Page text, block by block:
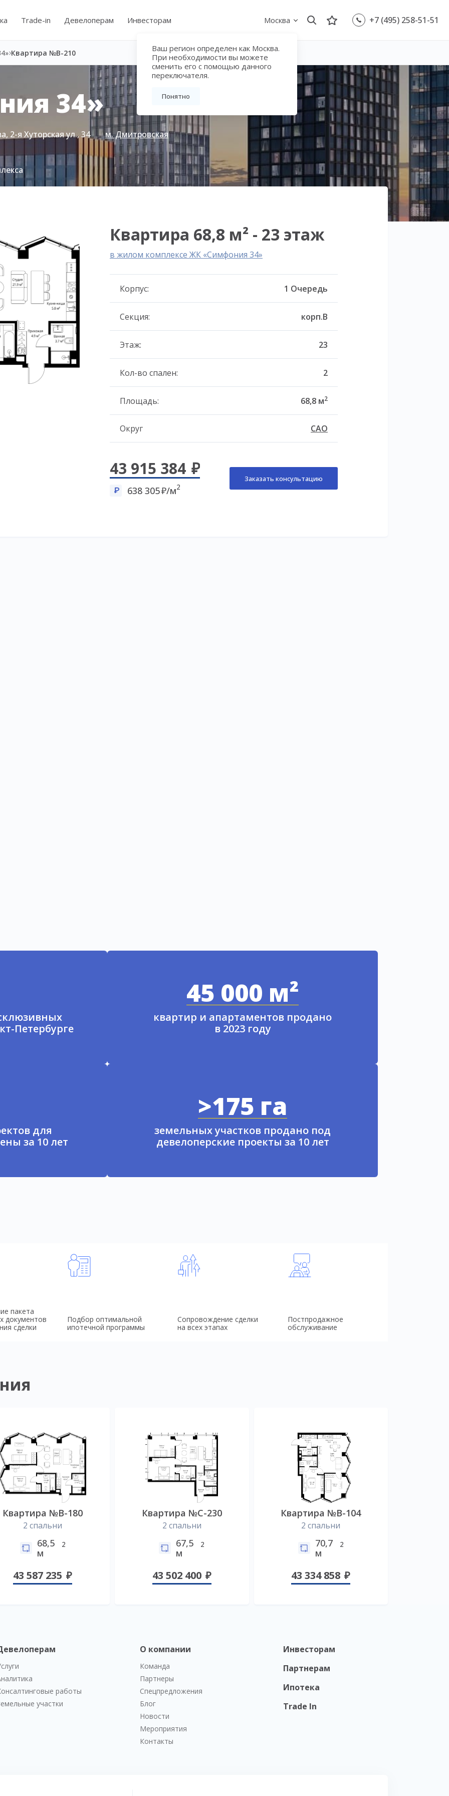
Trade-in Девелоперам Инвесторам Москва
Ваш регион определен как Москва.
При необходимости вы можете
сменить его с помощью данного
переключателя.
Понятно
+7 (495) 258-51-51
Квартира №B-210
34»
2-я Хуторская ул., 34 м. Дмитровская
Квартира 68,8 м² - 23 этаж
в жилом комплексе ЖК «Симфония 34»
Корпус: 1 Очередь
Секция: корп.B
Этаж: 23
Кол-во спален: 2
Площадь: 68,8 м2
Округ САО
43 915 384
638 305 /м2
Заказать консультацию
Петербурге
45 000 м²
квартир и апартаментов продано
в 2023 году
для
за 10 лет
>175 га
земельных участков продано под
девелоперские проекты за 10 лет
пакета
документов
сделки
Подбор оптимальной
ипотечной программы
Сопровождение сделки
на всех этапах
Постпродажное
обслуживание
Квартира №B-180
2 спальни
68,5
м
2
43 587 235
Квартира №C-230
2 спальни
67,5
м
2
43 502 400
Квартира №B-104
2 спальни
70,7
м
2
43 334 858
работы
участки
О компании
Команда
Партнеры
Спецпредложения
Блог
Новости
Мероприятия
Контакты
Инвесторам
Партнерам
Ипотека
Trade In